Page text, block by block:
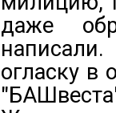
даже
огласку в